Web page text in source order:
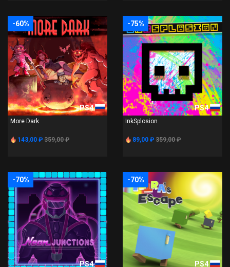
-60%
PS4
More Dark
143,00 ₽ 359,00 ₽
-75%
PS4
InkSplosion
89,00 ₽ 359,00 ₽
-70%
PS4
-70%
PS4